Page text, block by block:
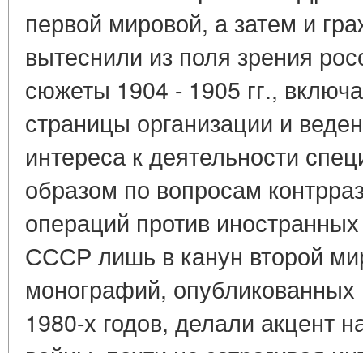
первой мировой, а затем и
вытеснили из поля зрения
сюжеты 1904 - 1905 гг.,
страницы организации и
интереса к деятельности
образом по вопросам
операций против
СССР лишь в канун второй
монографий,
1980-х годов, делали акцент